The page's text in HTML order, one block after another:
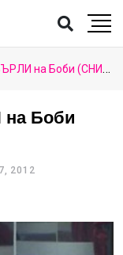
на Боби (СНИМКИ)
Боби
2012